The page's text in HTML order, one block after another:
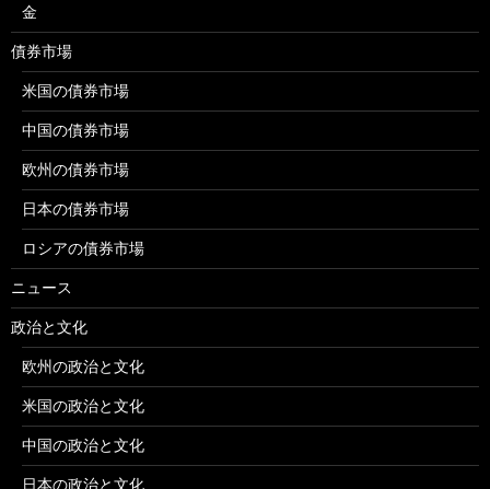
金
債券市場
米国の債券市場
中国の債券市場
欧州の債券市場
日本の債券市場
ロシアの債券市場
ニュース
政治と文化
欧州の政治と文化
米国の政治と文化
中国の政治と文化
日本の政治と文化